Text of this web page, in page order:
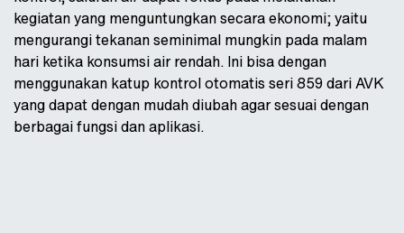
kegiatan yang menguntungkan secara ekonomi; yaitu
mengurangi tekanan seminimal mungkin pada malam
hari ketika konsumsi air rendah. Ini bisa dengan
menggunakan katup kontrol otomatis seri 859 dari AVK
yang dapat dengan mudah diubah agar sesuai dengan
berbagai fungsi dan aplikasi.